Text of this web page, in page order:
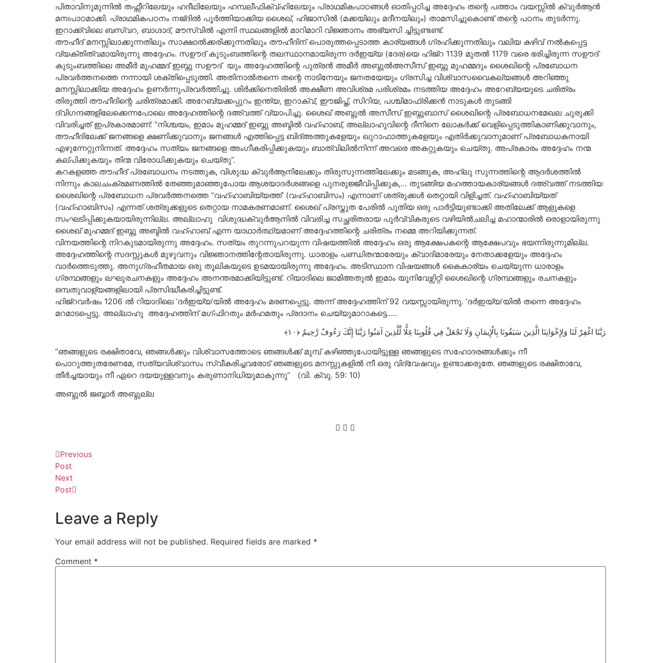
പിതാവിനുമുന്നിൽ തഫ്സീറിലേയും ഹദീഥിലേയും ഹമ്പലീഫിക്വ്ഹിലേയും പ്രാഥമികപാഠങ്ങൾ ഓതിപ്പഠിച്ച അദ്ദേഹം തന്റെ പത്താം വയസ്സിൽ ക്വുർആൻ
മനഃപാഠമാക്കി. പ്രാഥമികപഠനം നജ്ദിൽ പൂർത്തിയാക്കിയ ശൈഖ്, ഹിജാസിൽ (മക്കയിലും മദീനയിലും) താമസിച്ചുകൊണ്ട് തന്റെ പഠനം തുടർന്നു.
ഇറാക്ക്വിലെ ബസ്വറ, ബാഗ്ദാദ്, മൗസ്വിൽ എന്നി സ്ഥലങ്ങളിൽ മാറിമാറി വിജ്ഞാനം അഭ്യസി ച്ചിട്ടുണ്ടണ്ട്.
തൗഹീദ് മനസ്സിലാക്കുന്നതിലും സാക്ഷാൽക്കരിക്കുന്നതിലും തൗഹീദിന് പൊരുത്തപ്പെടാത്ത കാര്യങ്ങൾ ഗ്രഹിക്കുന്നതിലും വലിയ കഴിവ് നൽകപ്പെട്ട
വ്യക്തിത്വമായിരുന്നു അദ്ദേഹം. സഊദ് കുടുംബത്തിന്റെ തലസ്ഥാനമായിരുന്ന ദർഇയ്യ (ദേര)യെ ഹിജ്റ 1139 മുതൽ 1179 വരെ ഭരിച്ചിരുന്ന സഊദ്
കുടുംബത്തിലെ അമീർ മുഹമ്മദ് ഇബ്നു സഊദ് യും അദ്ദേഹത്തിന്റെ പുത്രൻ അമീർ അബ്ദുൽഅസീസ് ഇബ്നു മുഹമ്മദും ശൈഖിന്റെ പ്രബോധന
പ്രവർത്തനത്തെ നന്നായി ശക്തിപ്പെടുത്തി. അതിനാൽതന്നെ തന്റെ നാടിനേയും ജനതയേയും ഗ്രസിച്ച വിശ്വാസവൈകല്യങ്ങൾ അറിഞ്ഞു
മനസ്സിലാക്കിയ അദ്ദേഹം ഉണർന്നുപ്രവർത്തിച്ചു. ശിർക്കിനെതിരിൽ അക്ഷീണ അവിശ്രമ പരിശ്രമം നടത്തിയ അദ്ദേഹം അറേബ്യയുടെ ചരിത്രം
തിരുത്തി തൗഹീദിന്റെ ചരിത്രമാക്കി. അറേബ്യക്കപ്പുറം ഇന്ത്യ, ഇറാക്വ്, ഈജിപ്ത്, സിറിയ, പശ്ചിമാഫ്രിക്കൻ നാടുകൾ തുടങ്ങി
ദ്വിഗന്ദങ്ങളിലേക്കെന്നപോലെ അദ്ദേഹത്തിന്റെ ദഅ്വത്ത് വ്യാപിച്ചു. ശൈഖ് അബ്ദുൽ അസീസ് ഇബ്നുബാസ് ശൈഖിന്റെ പ്രബോധനമേഖല ചുരുക്കി
വിവരിച്ചത് ഇപ്രകാരമാണ്: “നിശ്ചയം, ഇമാം മുഹമ്മദ് ഇബ്നു അബ്ദിൽ വഹ്ഹാബ്, അല്ലാഹുവിന്റെ ദീനിനെ ലോകർക്ക് വെളിപ്പെടുത്തികാണിക്കുവാനും,
തൗഹീദിലേക്ക് ജനങ്ങളെ ക്ഷണിക്കുവാനും ജനങ്ങൾ എത്തിപ്പെട്ട ബിദ്അത്തുകളേയും ഖുറാഫാത്തുകളേയും എതിർക്കുവാനുമാണ് പ്രബോധകനായി
എഴുന്നേറ്റുനിന്നത്. അദ്ദേഹം സത്യം ജനങ്ങളെ അംഗീകരിപ്പിക്കുകയും ബാത്വിലിൽനിന്ന് അവരെ അകറ്റുകയും ചെയ്തു. അപ്രകാരം അദ്ദേഹം നന്മ
കല്പിക്കുകയും തിന്മ വിരോധിക്കുകയും ചെയ്തു”.
കറകളഞ്ഞ തൗഹീദ് പ്രബോധനം നടത്തുക, വിശുദ്ധ ക്വുർആനിലേക്കും തിരുസുന്നത്തിലേക്കും മടങ്ങുക, അഹ്ലു സുന്നത്തിന്റെ ആദർശത്തിൽ
നിന്നും കാലചംക്രമണത്തിൽ തേഞ്ഞുമാഞ്ഞുപോയ ആശയാദർശങ്ങളെ പുനരുജ്ജീവിപ്പിക്കുക,… തുടങ്ങിയ മഹത്തായകാര്യങ്ങൾ ദഅ്വത്ത് നടത്തിയ
ശൈഖിന്റെ പ്രബോധന പ്രവർത്തനത്തെ “വഹ്ഹാബിയ്യത്ത്’ (വഹ്ഹാബിസം) എന്നാണ് ശത്രുക്കൾ തെറ്റായി വിളിച്ചത്. വഹ്ഹാബിയ്യത്
(വഹ്ഹാബിസം) എന്നത് ശത്രുക്കളുടെ തെറ്റായ നാമകരണമാണ്. ശൈഖ് പ്രസ്തുത പേരിൽ പുതിയ ഒരു പാർട്ടിയുണ്ടാക്കി അതിലേക്ക് ആളുകളെ
സംഘടിപ്പിക്കുകയായിരുന്നില്ല. അല്ലാഹു വിശുദ്ധക്വുർആനിൽ വിവരിച്ച സച്ഛരിതരായ പൂർവ്വികരുടെ വഴിയിൽചലിച്ച മഹാന്മാരിൽ ഒരാളായിരുന്നു
ശൈഖ് മുഹമ്മദ് ഇബ്നു അബ്ദിൽ വഹ്ഹാബ് എന്ന യാഥാർത്ഥ്യമാണ് അദ്ദേഹത്തിന്റെ ചരിത്രം നമ്മെ അറിയിക്കുന്നത്.
വിനയത്തിന്റെ നിറകുടമായിരുന്നു അദ്ദേഹം. സത്യം തുറന്നുപറയുന്ന വിഷയത്തിൽ അദ്ദേഹം ഒരു ആക്ഷേപകന്റെ ആക്ഷേപവും ഭയന്നിരുന്നുമില്ല.
അദ്ദേഹത്തിന്റെ സദസ്സുകൾ മുഴുവനും വിജ്ഞാനത്തിന്റേതായിരുന്നു. ധാരാളം പണ്ഡിതന്മാരേയും ക്വാദിമാരേയും നേതാക്കളേയും അദ്ദേഹം
വാർത്തെടുത്തു. അനുഗ്രഹീതമായ ഒരു തൂലികയുടെ ഉടമയായിരുന്നു അദ്ദേഹം. അടിസ്ഥാന വിഷയങ്ങൾ കൈകാര്യം ചെയ്യുന്ന ധാരാളം
ഗ്രന്ഥങ്ങളും ലഘുരചനകളും അദ്ദേഹം അനന്തരമാക്കിയിട്ടുണ്ട്. റിയാദിലെ ജാമിഅതുൽ ഇമാം യൂനിവേഴ്സിറ്റി ശൈഖിന്റെ ഗ്രന്ഥങ്ങളും രചനകളും
ഒമ്പതുവാള്യങ്ങളിലായി പ്രസിദ്ധീകരിച്ചിട്ടുണ്ട്.
ഹിജ്റവർഷം 1206 ൽ റിയാദിലെ ‘ദർഇയ്യ’യിൽ അദ്ദേഹം മരണപ്പെട്ടു. അന്ന് അദ്ദേഹത്തിന് 92 വയസ്സായിരുന്നു. ‘ദർഇയ്യ’യിൽ തന്നെ അദ്ദേഹം
മറമാടപ്പെട്ടു. അല്ലാഹു അദ്ദേഹത്തിന് മഗ്ഫിറതും മർഹമതും പ്രദാനം ചെയ്യുമാറാകട്ടെ…..
رَبَّنَا اغْفِرْ لَنَا وَلِإِخْوَانِنَا الَّذِينَ سَبَقُونَا بِالْإِيمَانِ وَلَا تَجْعَلْ فِي قُلُوبِنَا غِلًّا لِّلَّذِينَ آمَنُوا رَبَّنَا إِنَّكَ رَءُوفٌ رَّحِيمٌ
“ഞങ്ങളുടെ രക്ഷിതാവേ, ഞങ്ങൾക്കും വിശ്വാസത്തോടെ ഞങ്ങൾക്ക് മുമ്പ് കഴിഞ്ഞുപോയിട്ടുള്ള ഞങ്ങളുടെ സഹോദരങ്ങൾക്കും നീ
പൊറുത്തുതരേണമേ, സത്യവിശ്വാസം സ്വീകരിച്ചവരോട് ഞങ്ങളുടെ മനസ്സുകളിൽ നീ ഒരു വിദ്വേഷവും ഉണ്ടാക്കരുതേ. ഞങ്ങളുടെ രക്ഷിതാവേ,
തീർച്ചയായും നീ ഏറെ ദയയുള്ളവനും കരുണാനിധിയുമാകുന്നു” (വി. ക്വു. 59: 10)
അബ്ദുൽ ജബ്ബാർ അബ്ദുല്ല
Previous
Post
Next
Post
Leave a Reply
Your email address will not be published. Required fields are marked *
Comment *